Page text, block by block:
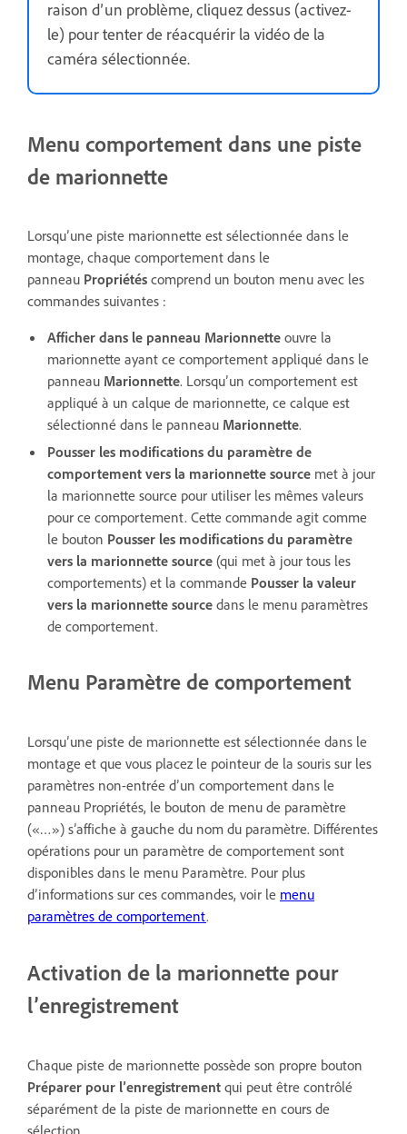
raison d’un problème, cliquez dessus (activez-
le) pour tenter de réacquérir la vidéo de la
caméra sélectionnée.
Menu comportement dans une piste
de marionnette
Lorsqu’une piste marionnette est sélectionnée dans le
montage, chaque comportement dans le
panneau Propriétés comprend un bouton menu avec les
commandes suivantes :
Afficher dans le panneau Marionnette ouvre la
marionnette ayant ce comportement appliqué dans le
panneau Marionnette. Lorsqu’un comportement est
appliqué à un calque de marionnette, ce calque est
sélectionné dans le panneau Marionnette.
Pousser les modifications du paramètre de
comportement vers la marionnette source met à jour
la marionnette source pour utiliser les mêmes valeurs
pour ce comportement. Cette commande agit comme
le bouton Pousser les modifications du paramètre
vers la marionnette source (qui met à jour tous les
comportements) et la commande Pousser la valeur
vers la marionnette source dans le menu paramètres
de comportement.
Menu Paramètre de comportement
Lorsqu’une piste de marionnette est sélectionnée dans le
montage et que vous placez le pointeur de la souris sur les
paramètres non-entrée d’un comportement dans le
panneau Propriétés, le bouton de menu de paramètre
(«…») s’affiche à gauche du nom du paramètre. Différentes
opérations pour un paramètre de comportement sont
disponibles dans le menu Paramètre. Pour plus
d’informations sur ces commandes, voir le menu
paramètres de comportement.
Activation de la marionnette pour
l’enregistrement
Chaque piste de marionnette possède son propre bouton
Préparer pour l’enregistrement qui peut être contrôlé
séparément de la piste de marionnette en cours de